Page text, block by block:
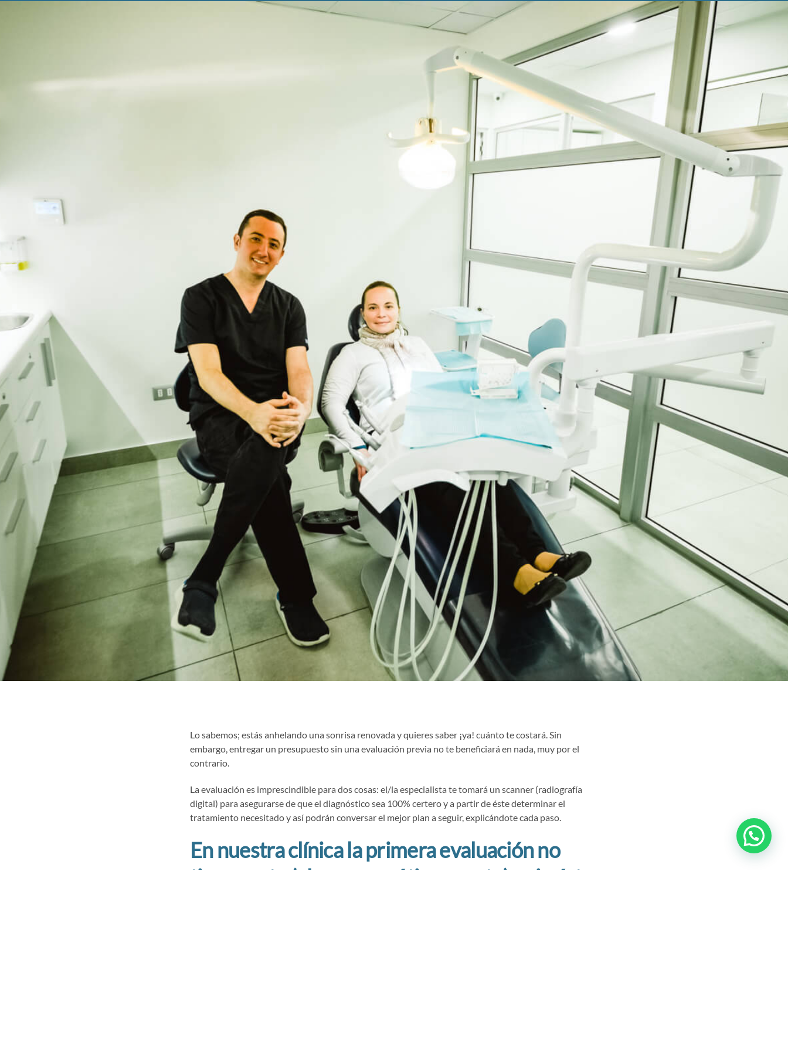
Lo sabemos; estás anhelando una sonrisa renovada y quieres saber ¡ya! cuánto te costará. Sin
embargo, entregar un presupuesto sin una evaluación previa no te beneficiará en nada, muy por el
contrario.
La evaluación es imprescindible para dos cosas: el/la especialista te tomará un scanner (radiografía
digital) para asegurarse de que el diagnóstico sea 100% certero y a partir de éste determinar el
tratamiento necesitado y así podrán conversar el mejor plan a seguir, explicándote cada paso.
En nuestra clínica la primera evaluación no
tiene costo (el scanner sí tiene costo) y sin ésta